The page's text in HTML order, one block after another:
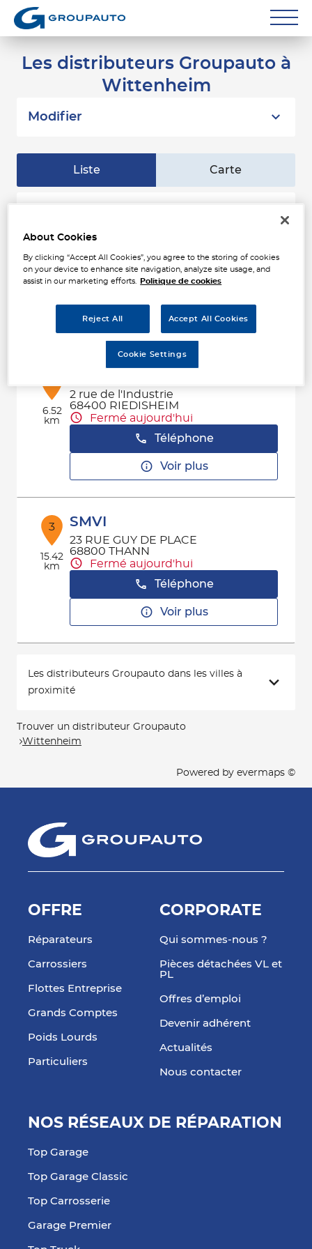
Carrossiers
Les distributeurs Groupauto à
Wittenheim
Modifier
Liste Carte
km
ILLZACH
68110 ILLZACH
Fermé aujourd'hui
Voir plus
6.52
km
2 rue de l'Industrie
68400 RIEDISHEIM
Fermé aujourd'hui
Téléphone
Voir plus
3
15.42
km
SMVI
23 RUE GUY DE PLACE
68800 THANN
Fermé aujourd'hui
Téléphone
Voir plus
Les distributeurs Groupauto dans les villes à
proximité
Trouver un distributeur Groupauto
Wittenheim
Powered by evermaps ©
OFFRE
Réparateurs
Carrossiers
Flottes Entreprise
Grands Comptes
Poids Lourds
Particuliers
CORPORATE
Qui sommes-nous ?
Pièces détachées VL et
PL
Offres d’emploi
Devenir adhérent
Actualités
Nous contacter
NOS RÉSEAUX DE RÉPARATION
Top Garage
Top Garage Classic
Top Carrosserie
Garage Premier
About Cookies
By clicking “Accept All Cookies”, you agree to the storing of cookies
on your device to enhance site navigation, analyze site usage, and
assist in our marketing efforts.
Politique de cookies
Reject All Accept All Cookies
Cookie Settings